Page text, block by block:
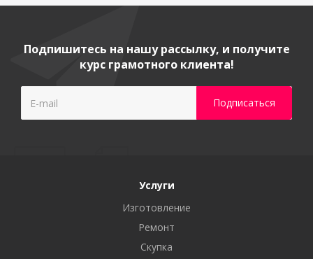
Подпишитесь на нашу рассылку, и получите
курс грамотного клиента!
Услуги
Изготовление
Ремонт
Скупка